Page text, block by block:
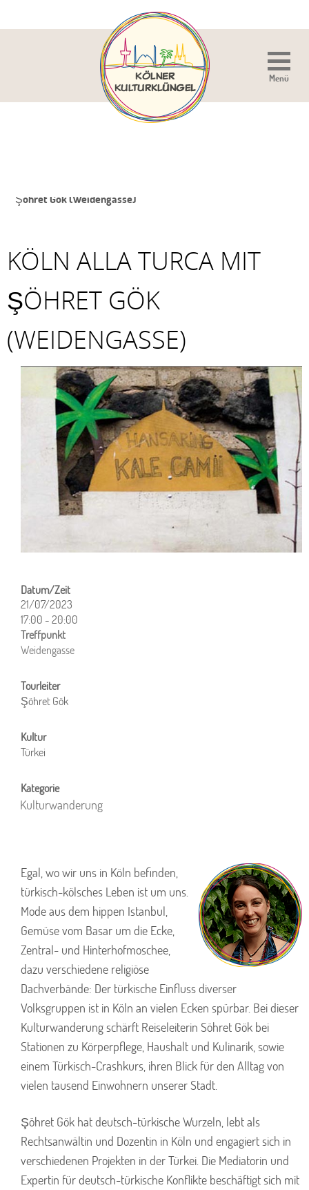
Şöhret Gök (Weidengasse)
KÖLN ALLA TURCA MIT
ŞÖHRET GÖK
(WEIDENGASSE)
21/07/2023
17:00 - 20:00
ICS herunterladen
Weidengasse
Şöhret Gök
Türkei
Kulturwanderung
Egal, wo wir uns in Köln befinden,
türkisch-kölsches Leben ist um uns.
Mode aus dem hippen Istanbul,
Gemüse vom Basar um die Ecke,
Zentral- und Hinterhofmoschee,
dazu verschiedene religiöse
Dachverbände: Der türkische Einfluss diverser
Volksgruppen ist in Köln an vielen Ecken spürbar. Bei dieser
Kulturwanderung schärft Reiseleiterin Söhret Gök bei
Stationen zu Körperpflege, Haushalt und Kulinarik, sowie
einem Türkisch-Crashkurs, ihren Blick für den Alltag von
vielen tausend Einwohnern unserer Stadt.
Şöhret Gök hat deutsch-türkische Wurzeln, lebt als
Rechtsanwältin und Dozentin in Köln und engagiert sich in
verschiedenen Projekten in der Türkei. Die Mediatorin und
Expertin für deutsch-türkische Konflikte beschäftigt sich mit
Menü